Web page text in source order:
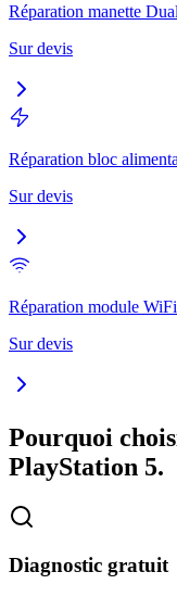
Réparation manette
Sur devis
Réparation bloc
Sur devis
Réparation module
Sur devis
Pourquoi
PlayStation 5.
Diagnostic gratuit